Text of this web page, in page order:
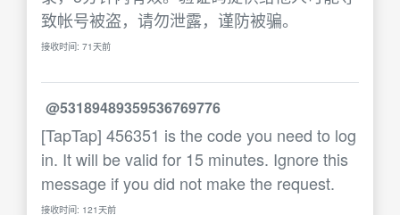
致帐号被盗，请勿泄露，谨防被骗。
接收时间: 71天前
@53189489359536769776
[TapTap] 456351 is the code you need to log
in. It will be valid for 15 minutes. Ignore this
message if you did not make the request.
接收时间: 121天前